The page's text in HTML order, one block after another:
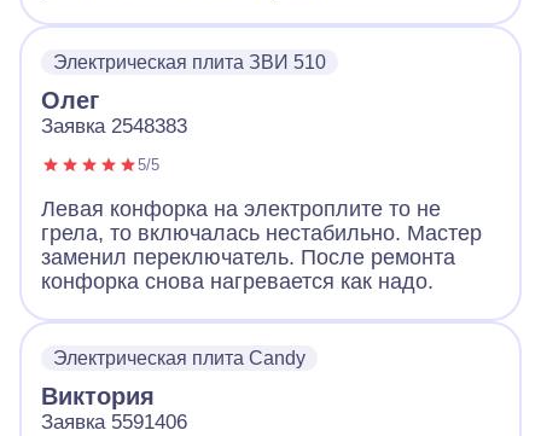
Электрическая плита ЗВИ 510
Олег
Заявка 2548383
5/5
Левая конфорка на электроплите то не
грела, то включалась нестабильно. Мастер
заменил переключатель. После ремонта
конфорка снова нагревается как надо.
Электрическая плита Candy
Виктория
Заявка 5591406